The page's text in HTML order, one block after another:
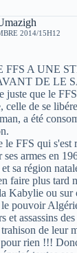
2014/15H12
FFS A UNE
DE LE
juste que le
celle de se
a été
le FFS qui s'est
ses armes en
sa région
faire plus tard
Kabylie ou sur
pouvoir
et assassins
trahison de leur
rien !!!